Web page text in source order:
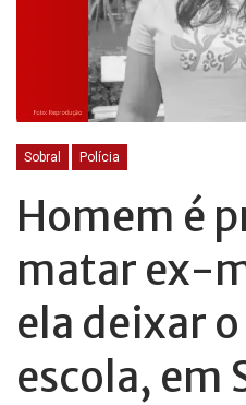
Sobral Polícia
Homem é
matar ex-
ela deixar
escola, em